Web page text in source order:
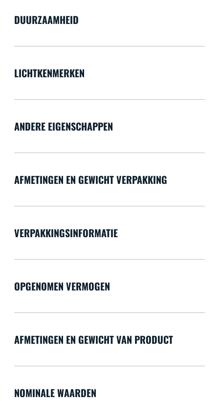
DUURZAAMHEID
LICHTKENMERKEN
ANDERE EIGENSCHAPPEN
AFMETINGEN EN GEWICHT VERPAKKING
VERPAKKINGSINFORMATIE
OPGENOMEN VERMOGEN
AFMETINGEN EN GEWICHT VAN PRODUCT
NOMINALE WAARDEN